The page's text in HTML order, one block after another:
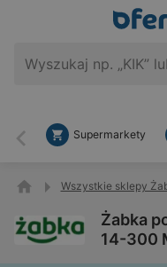
Wstecz
Supermarkety
Wszystkie sklepy
Żabka
14-300